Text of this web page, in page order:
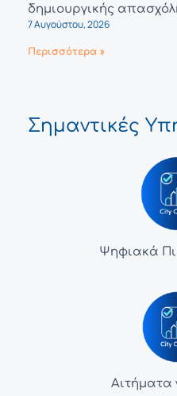
δημιουργικής
7 Αυγούστου, 2026
Περισσότερα »
Σημαντικές
Ψηφιακά
Αιτήματα